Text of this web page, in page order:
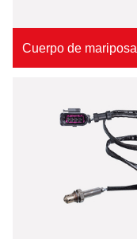
Cuerpo de mariposa